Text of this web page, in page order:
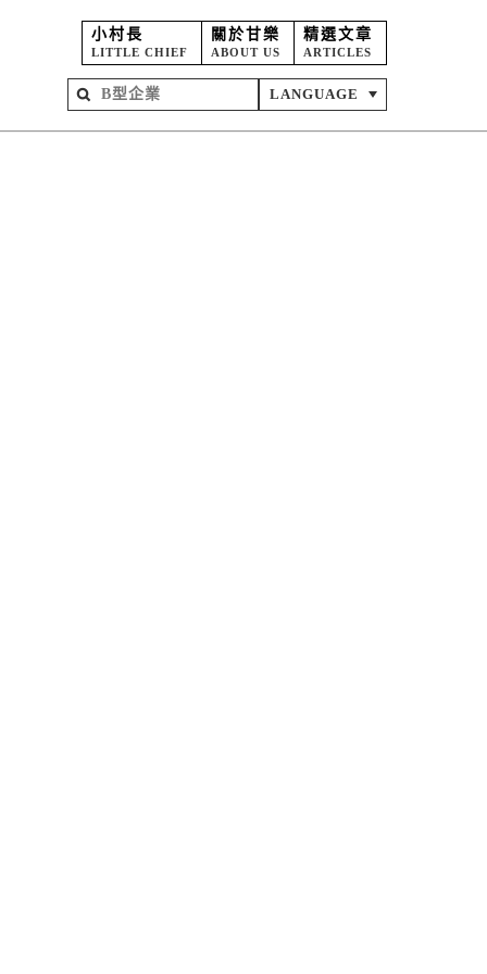
小村長
LITTLE CHIEF
關於甘樂
ABOUT US
精選文章
ARTICLES
LANGUAGE